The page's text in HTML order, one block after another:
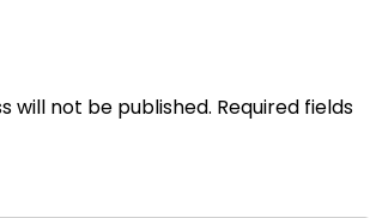
will not be published. Required fields